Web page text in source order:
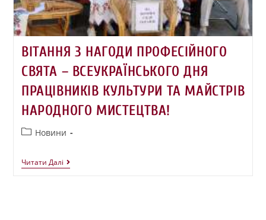
ВІТАННЯ З НАГОДИ ПРОФЕСІЙНОГО
СВЯТА – ВСЕУКРАЇНСЬКОГО ДНЯ
ПРАЦІВНИКІВ КУЛЬТУРИ ТА МАЙСТРІВ
НАРОДНОГО МИСТЕЦТВА!
Новини
Читати Далі